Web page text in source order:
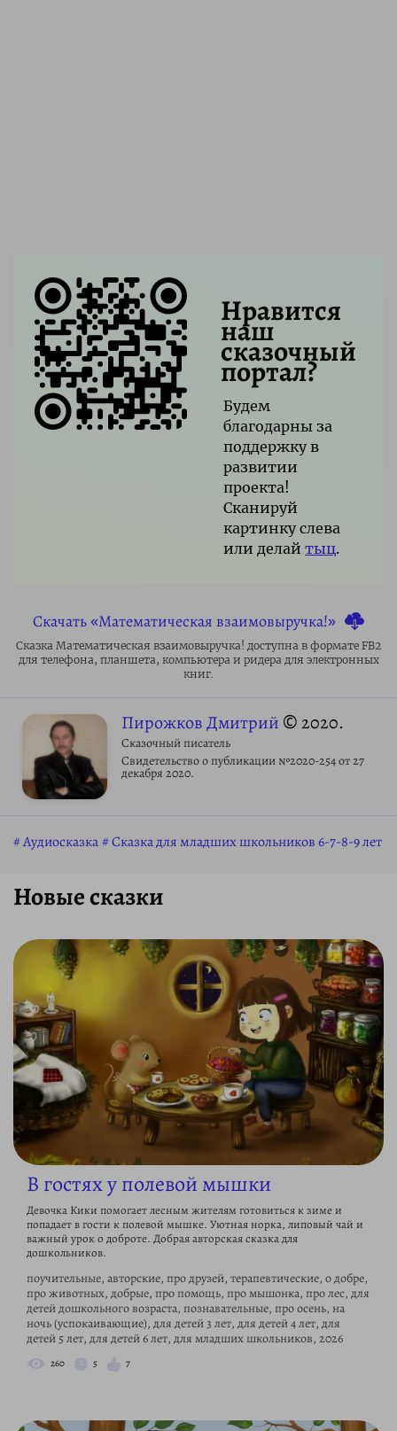
Нравится
наш
сказочный
портал?
Будем
благодарны за
поддержку в
развитии
проекта!
Сканируй
картинку слева
или делай тыц.
Скачать «Математическая взаимовыручка!»
Сказка Математическая взаимовыручка! доступна в формате FB2
для телефона, планшета, компьютера и ридера для электронных
книг.
Пирожков Дмитрий © 2020.
Сказочный писатель
Свидетельство о публикации №2020-254 от 27
декабря 2020.
Аудиосказка Сказка для младших школьников 6-7-8-9 лет
Новые сказки
В гостях у полевой мышки
Девочка Кики помогает лесным жителям готовиться к зиме и
попадает в гости к полевой мышке. Уютная норка, липовый чай и
важный урок о доброте. Добрая авторская сказка для
дошкольников.
поучительные, авторские, про друзей, терапевтические, о добре,
про животных, добрые, про помощь, про мышонка, про лес, для
детей дошкольного возраста, познавательные, про осень, на
ночь (успокаивающие), для детей 3 лет, для детей 4 лет, для
детей 5 лет, для детей 6 лет, для младших школьников, 2026
260 5 7